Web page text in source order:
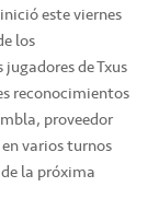
este viernes
los
de Txus
reconocimientos
proveedor
varios turnos
la próxima